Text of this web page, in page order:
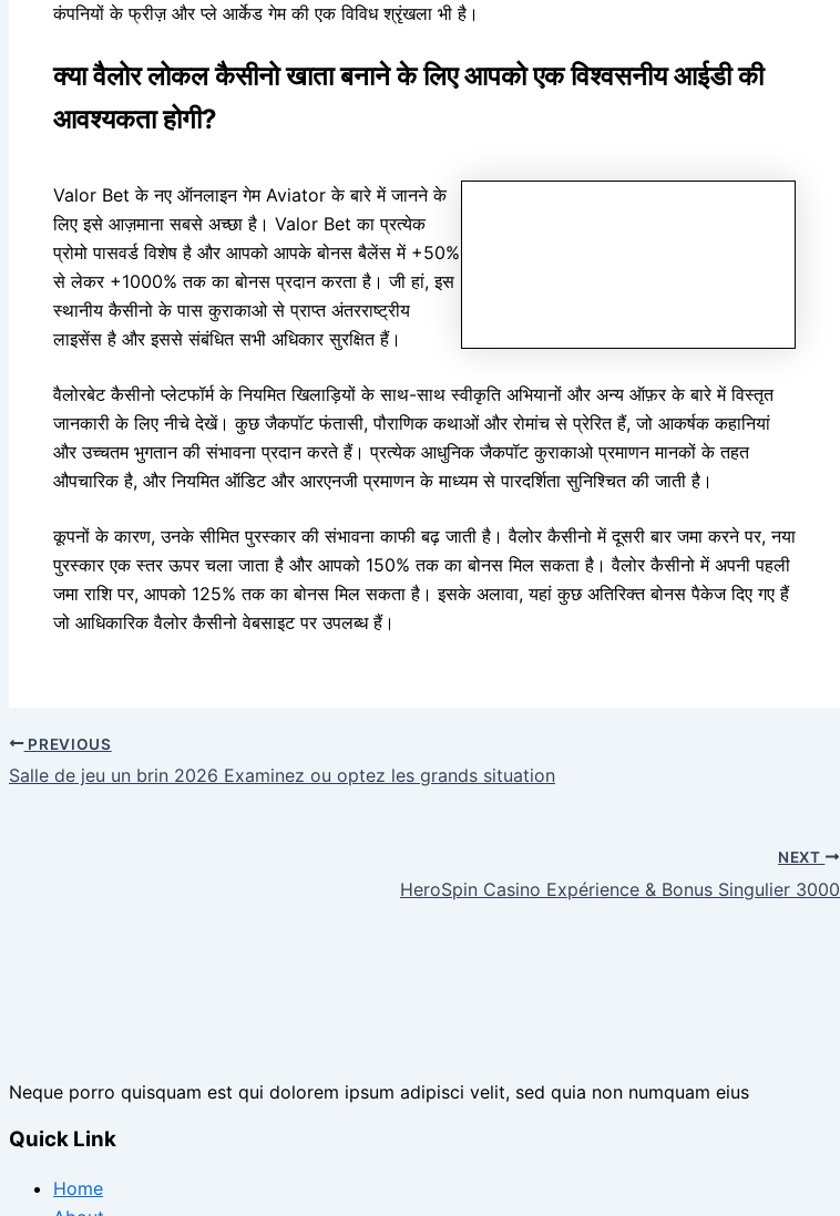
कंपनियों के फ्रीज़ और प्ले आर्केड गेम की एक विविध श्रृंखला भी है।
क्या वैलोर लोकल कैसीनो खाता बनाने के लिए आपको एक विश्वसनीय आईडी की
आवश्यकता होगी?
Valor Bet के नए ऑनलाइन गेम Aviator के बारे में जानने के
लिए इसे आज़माना सबसे अच्छा है। Valor Bet का प्रत्येक
प्रोमो पासवर्ड विशेष है और आपको आपके बोनस बैलेंस में +50%
से लेकर +1000% तक का बोनस प्रदान करता है। जी हां, इस
स्थानीय कैसीनो के पास कुराकाओ से प्राप्त अंतरराष्ट्रीय
लाइसेंस है और इससे संबंधित सभी अधिकार सुरक्षित हैं।
वैलोरबेट कैसीनो प्लेटफॉर्म के नियमित खिलाड़ियों के साथ-साथ स्वीकृति अभियानों और अन्य ऑफ़र के बारे में विस्तृत
जानकारी के लिए नीचे देखें। कुछ जैकपॉट फंतासी, पौराणिक कथाओं और रोमांच से प्रेरित हैं, जो आकर्षक कहानियां
और उच्चतम भुगतान की संभावना प्रदान करते हैं। प्रत्येक आधुनिक जैकपॉट कुराकाओ प्रमाणन मानकों के तहत
औपचारिक है, और नियमित ऑडिट और आरएनजी प्रमाणन के माध्यम से पारदर्शिता सुनिश्चित की जाती है।
कूपनों के कारण, उनके सीमित पुरस्कार की संभावना काफी बढ़ जाती है। वैलोर कैसीनो में दूसरी बार जमा करने पर, नया
पुरस्कार एक स्तर ऊपर चला जाता है और आपको 150% तक का बोनस मिल सकता है। वैलोर कैसीनो में अपनी पहली
जमा राशि पर, आपको 125% तक का बोनस मिल सकता है। इसके अलावा, यहां कुछ अतिरिक्त बोनस पैकेज दिए गए हैं
जो आधिकारिक वैलोर कैसीनो वेबसाइट पर उपलब्ध हैं।
PREVIOUS
Salle de jeu un brin 2026 Examinez ou optez les grands situation
NEXT
HeroSpin Casino Expérience & Bonus Singulier 3000
Neque porro quisquam est qui dolorem ipsum adipisci velit, sed quia non numquam eius
Quick Link
Home